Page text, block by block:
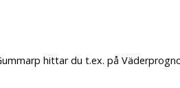
hittar du t.ex. på